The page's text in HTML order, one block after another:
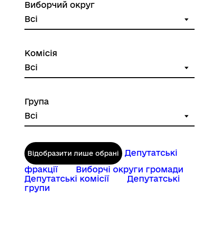
Виборчий округ
Комісія
Група
Відобразити лише обрані
Депутатські
фракції
Виборчі округи громади
Депутатські комісії
Депутатські
групи